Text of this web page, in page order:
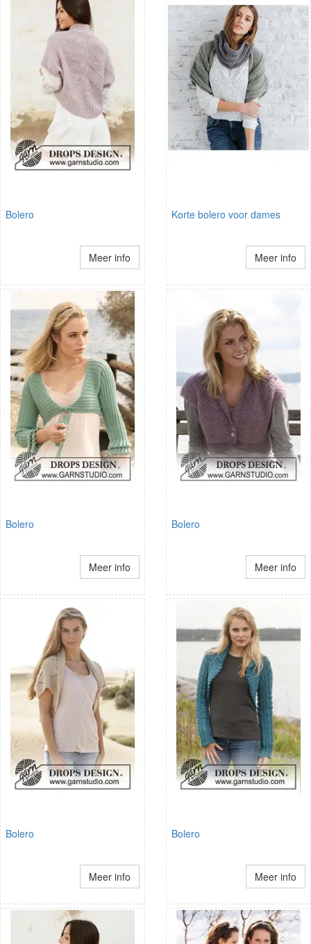
Bolero
Meer info
Korte bolero voor dames
Meer info
Bolero
Meer info
Bolero
Meer info
Bolero
Meer info
Bolero
Meer info